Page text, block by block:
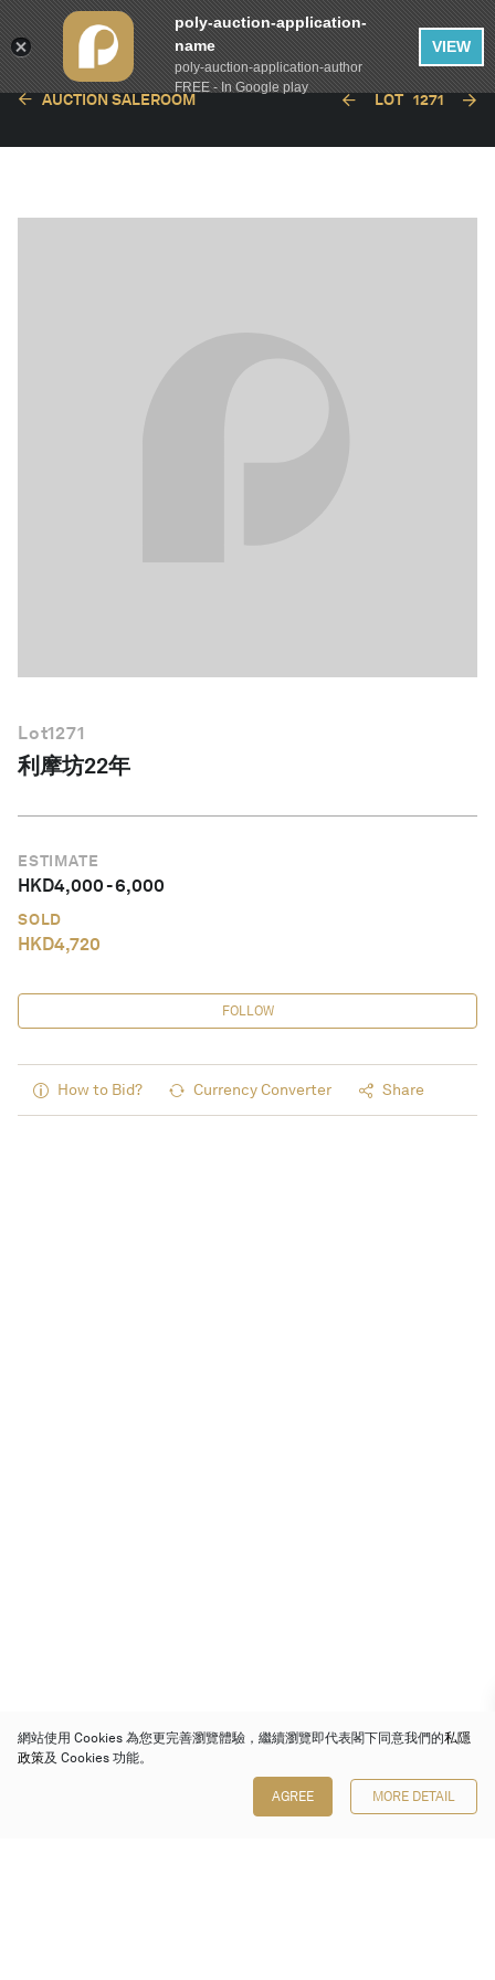
AUCTION SALEROOM LOT 1271
Lot1271
利摩坊22年
ESTIMATE
HKD4,000-6,000
SOLD
HKD4,720
FOLLOW
How to Bid? Currency Converter Share
網站使用 Cookies 為您更完善瀏覽體驗，繼續瀏覽即代表閣下同意我們的私隱
政策及 Cookies 功能。
AGREE MORE DETAIL
poly-auction-application-
name
poly-auction-application-author
FREE - In Google play
VIEW